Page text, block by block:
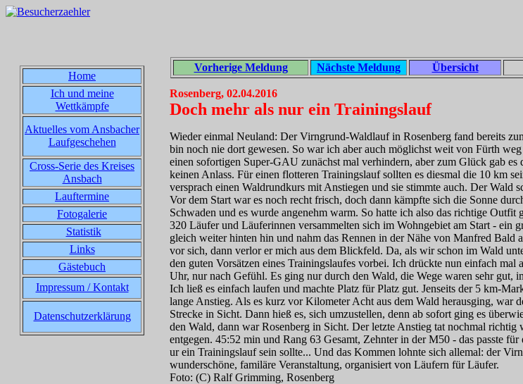
Home
Ich und meine
Wettkämpfe
Aktuelles vom Ansbacher
Laufgeschehen
Cross-Serie des Kreises
Ansbach
Lauftermine
Fotogalerie
Statistik
Links
Gästebuch
Impressum / Kontakt
Datenschutzerklärung
Vorherige Meldung Nächste Meldung Übersicht
Rosenberg, 02.04.2016
Doch mehr als nur ein Trainingslauf
Wieder einmal Neuland: Der Virngrund-Waldlauf in Rosenberg fand bereits
bin noch nie dort gewesen. So war ich aber auch möglichst weit von Fürth
einen sofortigen Super-GAU zunächst mal verhindern, aber zum Glück gab es
keinen Anlass. Für einen flotteren Trainingslauf sollten es diesmal die 10 km
versprach einen Waldrundkurs mit Anstiegen und sie stimmte auch. Der Wald
Vor dem Start war es noch recht frisch, doch dann kämpfte sich die Sonne
Schwaden und es wurde angenehm warm. So hatte ich also das richtige Outfit
320 Läufer und Läuferinnen versammelten sich im Wohngebiet am Start - ein
gleich weiter hinten hin und nahm das Rennen in der Nähe von Manfred Bald
vor sich, dann verlor er mich aus dem Blickfeld. Da, als wir schon im Wald
den guten Vorsätzen eines Trainingslaufes vorbei. Ich drückte nun einfach mal
Uhr, nur nach Gefühl. Es ging nur durch den Wald, die Wege waren sehr gut,
Ich ließ es einfach laufen und machte Platz für Platz gut. Jenseits der 5 km-
lange Anstieg. Als es kurz vor Kilometer Acht aus dem Wald herausging, war
Strecke in Sicht. Dann hieß es, sich umzustellen, denn ab sofort ging es
den Wald, dann war Rosenberg in Sicht. Der letzte Anstieg tat nochmal richtig
entgegen. 45:52 min und Rang 63 Gesamt, Zehnter in der M50 - das passte
ur ein Trainingslauf sein sollte... Und das Kommen lohnte sich allemal: der
wunderschöne, familäre Veranstaltung, organisiert von Läufern für Läufer.
Foto: (C) Ralf Grimming, Rosenberg